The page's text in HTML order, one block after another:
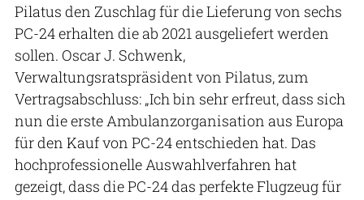
Pilatus den Zuschlag für die Lieferung von sechs
PC-24 erhalten die ab 2021 ausgeliefert werden
sollen. Oscar J. Schwenk,
Verwaltungsratspräsident von Pilatus, zum
Vertragsabschluss: „Ich bin sehr erfreut, dass sich
nun die erste Ambulanzorganisation aus Europa
für den Kauf von PC-24 entschieden hat. Das
hochprofessionelle Auswahlverfahren hat
gezeigt, dass die PC-24 das perfekte Flugzeug für